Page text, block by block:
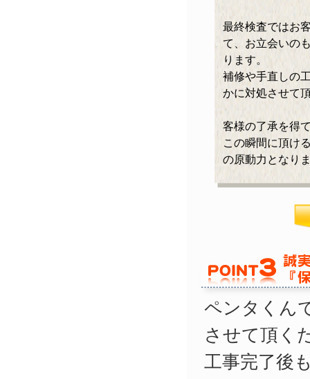
最終検査ではお
て、お立会いの
ります。
補修や手直しの
かに対処させて
客様の了承を得
この瞬間に頂け
の原動力となり
ペンタくん
させて頂く
工事完了後